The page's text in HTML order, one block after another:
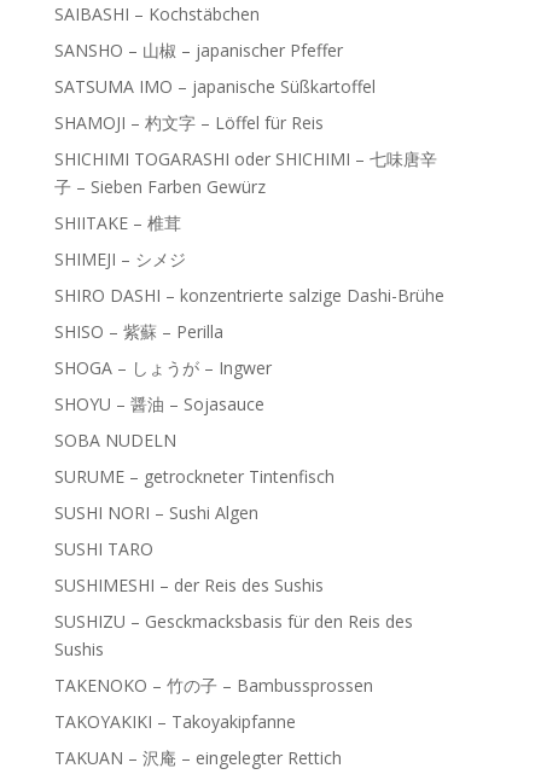
SAIBASHI – Kochstäbchen
SANSHO – 山椒 – japanischer Pfeffer
SATSUMA IMO – japanische Süßkartoffel
SHAMOJI – 杓文字 – Löffel für Reis
SHICHIMI TOGARASHI oder SHICHIMI – 七味唐辛
子 – Sieben Farben Gewürz
SHIITAKE – 椎茸
SHIMEJI – シメジ
SHIRO DASHI – konzentrierte salzige Dashi-Brühe
SHISO – 紫蘇 – Perilla
SHOGA – しょうが – Ingwer
SHOYU – 醤油 – Sojasauce
SOBA NUDELN
SURUME – getrockneter Tintenfisch
SUSHI NORI – Sushi Algen
SUSHI TARO
SUSHIMESHI – der Reis des Sushis
SUSHIZU – Gesckmacksbasis für den Reis des
Sushis
TAKENOKO – 竹の子 – Bambussprossen
TAKOYAKIKI – Takoyakipfanne
TAKUAN – 沢庵 – eingelegter Rettich